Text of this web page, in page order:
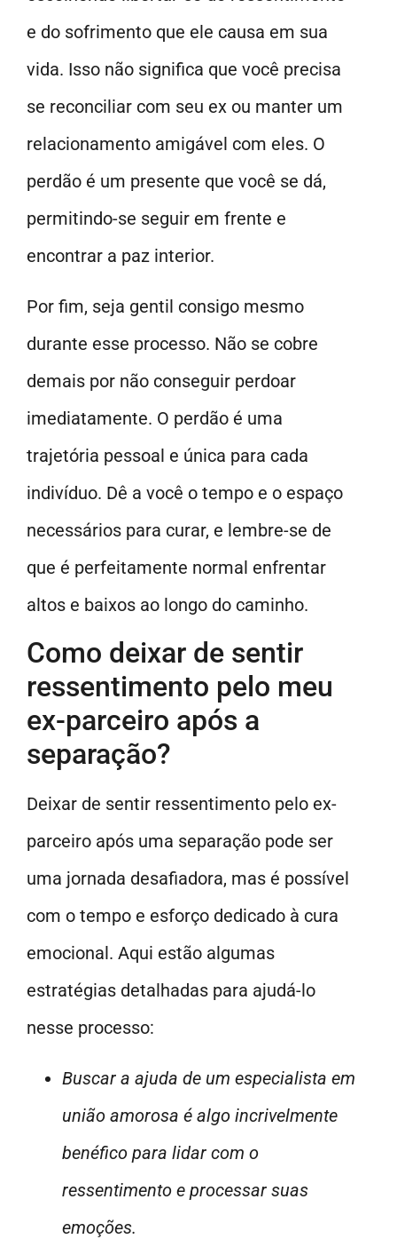
e do sofrimento que ele causa em sua
vida. Isso não significa que você precisa
se reconciliar com seu ex ou manter um
relacionamento amigável com eles. O
perdão é um presente que você se dá,
permitindo-se seguir em frente e
encontrar a paz interior.
Por fim, seja gentil consigo mesmo
durante esse processo. Não se cobre
demais por não conseguir perdoar
imediatamente. O perdão é uma
trajetória pessoal e única para cada
indivíduo. Dê a você o tempo e o espaço
necessários para curar, e lembre-se de
que é perfeitamente normal enfrentar
altos e baixos ao longo do caminho.
Como deixar de sentir
ressentimento pelo meu
ex-parceiro após a
separação?
Deixar de sentir ressentimento pelo ex-
parceiro após uma separação pode ser
uma jornada desafiadora, mas é possível
com o tempo e esforço dedicado à cura
emocional. Aqui estão algumas
estratégias detalhadas para ajudá-lo
nesse processo:
Buscar a ajuda de um especialista em
união amorosa é algo incrivelmente
benéfico para lidar com o
ressentimento e processar suas
emoções.